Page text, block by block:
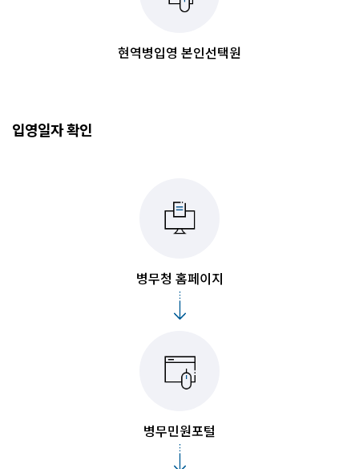
현역병입영 본인선택원
입영일자 확인
병무청 홈페이지
병무민원포털